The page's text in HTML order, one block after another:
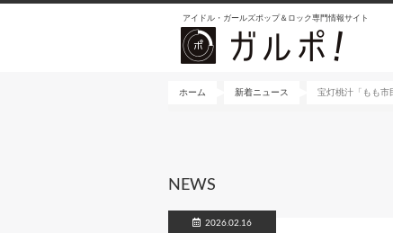
アイドル・ガールズポップ＆ロック専門情報サイト
ホーム 新着ニュース 宝灯桃汁「もも市
NEWS
2026.02.16